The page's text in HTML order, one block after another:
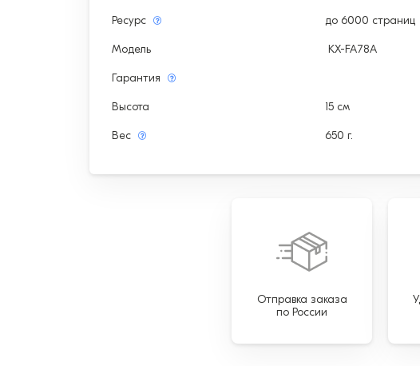
Ресурс до 6000 страниц
Модель KX-FA78A
Гарантия
Высота 15 см
Вес 650 г.
Отправка заказа
по России